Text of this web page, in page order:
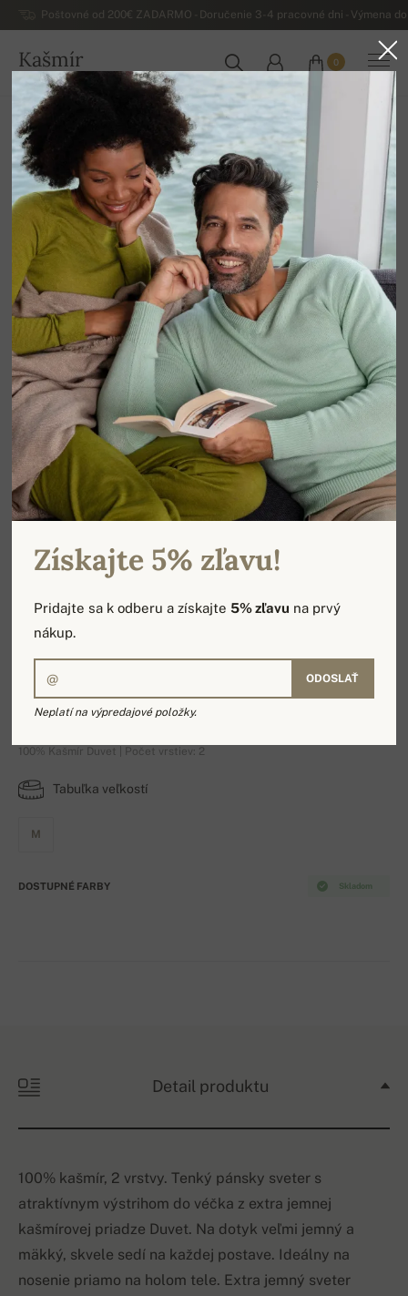
Poštovné od 200€ ZADARMO - Doručenie 3-4 pracovné dni - Výmena
Kašmír
SLOVENSKO
0
Domov Luxusné pánske kašmírové svetre Pánsky kašmír Duvet
Leoduvet
100% Kašmír Duvet | Počet vrstiev: 2
Tabuľka veľkostí
M
Skladom
DOSTUPNÉ FARBY
Detail produktu
100% kašmír, 2 vrstvy. Tenký pánsky sveter s
atraktívnym výstrihom do véčka z extra jemnej
kašmírovej priadze Duvet. Na dotyk veľmi jemný a
mäkký, skvele sedí na každej postave. Ideálny na
nosenie priamo na holom tele. Extra jemný sveter
Získajte 5% zľavu!
Pridajte sa k odberu a získajte5% zľavu na prvý
nákup.
ODOSLAŤ
Neplatí na výpredajové položky.